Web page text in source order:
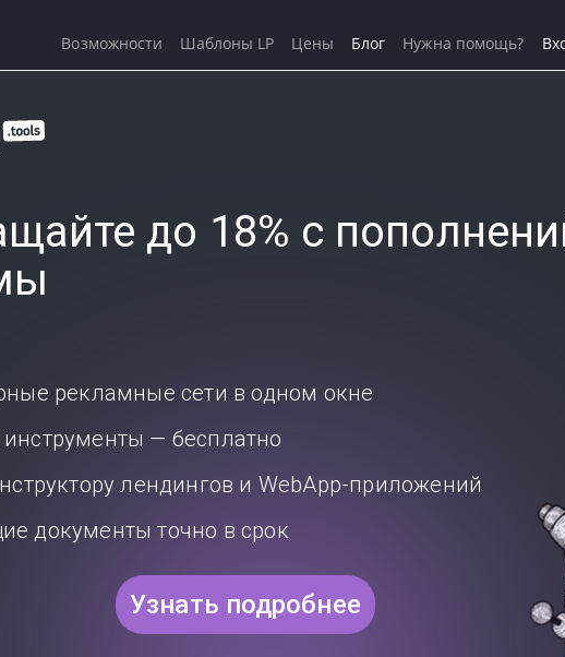
до 18% с
рекламные сети в одном окне
— бесплатно
лендингов и WebApp-приложений
документы точно в срок
Узнать подробнее
Возможности Шаблоны LP Цены Блог Нужна помощь?